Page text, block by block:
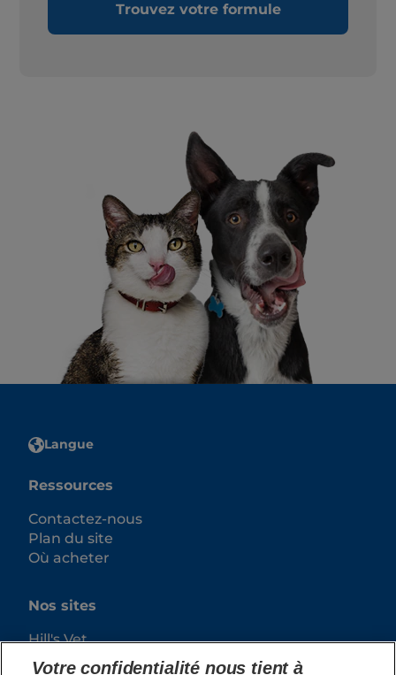
Trouvez votre formule
Langue
Ressources
Contactez-nous
Plan du site
Où acheter
Nos sites
Hill's Vet
Carrières
Votre confidentialité nous tient à